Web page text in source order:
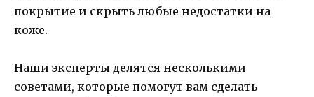
покрытие и скрыть любые недостатки на
коже.
Наши эксперты делятся несколькими
советами, которые помогут вам сделать